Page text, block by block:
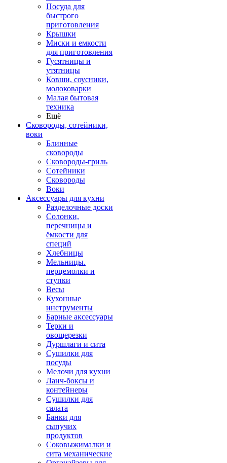
Посуда для
быстрого
приготовления
Крышки
Миски и емкости
для приготовления
Гусятницы и
утятницы
Ковши, соусники,
молоковарки
Малая бытовая
техника
Ещё
Сковороды, сотейники,
воки
Блинные
сковороды
Сковороды-гриль
Сотейники
Сковороды
Воки
Аксессуары для кухни
Разделочные доски
Солонки,
перечницы и
ёмкости для
специй
Хлебницы
Мельницы.
перцемолки и
ступки
Весы
Кухонные
инструменты
Барные аксессуары
Терки и
овощерезки
Дуршлаги и сита
Сушилки для
посуды
Мелочи для кухни
Ланч-боксы и
контейнеры
Сушилки для
салата
Банки для
сыпучих
продуктов
Соковыжималки и
сита механические